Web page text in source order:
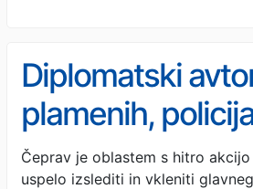
Diplomatski
plamenih,
osumljenca
Čeprav je oblastem s hitro
uspelo izslediti in vkleniti